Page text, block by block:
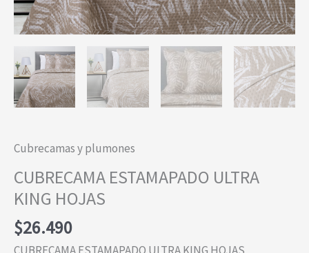
Cubrecamas y plumones
CUBRECAMA ESTAMAPADO ULTRA
KING HOJAS
$26.490